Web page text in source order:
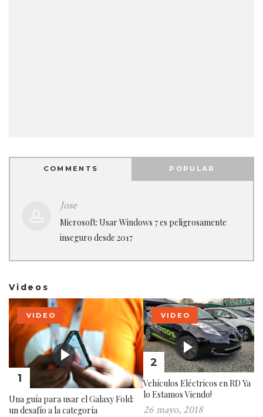
COMMENTS POPULAR
Jose
Microsoft: Usar Windows 7 es peligrosamente
inseguro desde 2017
Videos
1
VIDEO
Una guía para usar el Galaxy Fold:
un desafío a la categoría
2
VIDEO
Vehículos Eléctricos en RD Ya
lo Estamos Viendo!
26 mayo, 2018